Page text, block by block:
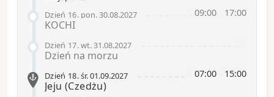
09:00 17:00
Dzień 16. pon.30.08.2027
KOCHI
Dzień 17.wt.31.08.2027
Dzień na morzu
07:00 15:00
Dzień 18.śr.01.09.2027
Jeju (Czedżu)